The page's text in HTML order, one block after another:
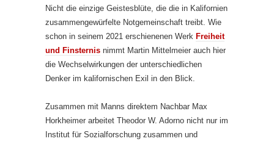
Nicht die einzige Geistesblüte, die die in Kalifornien
zusammengewürfelte Notgemeinschaft treibt. Wie
schon in seinem 2021 erschienenen Werk Freiheit
und Finsternis nimmt Martin Mittelmeier auch hier
die Wechselwirkungen der unterschiedlichen
Denker im kalifornischen Exil in den Blick.
Zusammen mit Manns direktem Nachbar Max
Horkheimer arbeitet Theodor W. Adorno nicht nur im
Institut für Sozialforschung zusammen und